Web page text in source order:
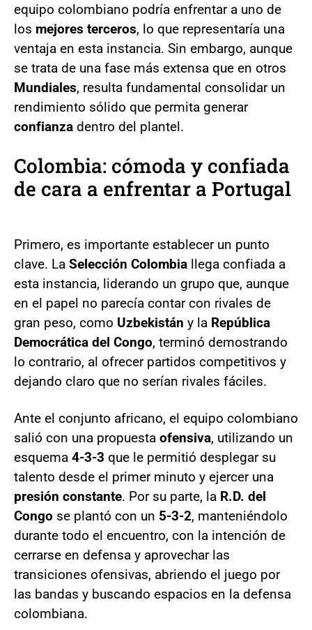
equipo colombiano podría enfrentar a uno de
los mejores terceros, lo que representaría una
ventaja en esta instancia. Sin embargo, aunque
se trata de una fase más extensa que en otros
Mundiales, resulta fundamental consolidar un
rendimiento sólido que permita generar
confianza dentro del plantel.
Colombia: cómoda y confiada
de cara a enfrentar a Portugal
Primero, es importante establecer un punto
clave. La Selección Colombia llega confiada a
esta instancia, liderando un grupo que, aunque
en el papel no parecía contar con rivales de
gran peso, como Uzbekistán y la República
Democrática del Congo, terminó demostrando
lo contrario, al ofrecer partidos competitivos y
dejando claro que no serían rivales fáciles.
Ante el conjunto africano, el equipo colombiano
salió con una propuesta ofensiva, utilizando un
esquema 4-3-3 que le permitió desplegar su
talento desde el primer minuto y ejercer una
presión constante. Por su parte, la R.D. del
Congo se plantó con un 5-3-2, manteniéndolo
durante todo el encuentro, con la intención de
cerrarse en defensa y aprovechar las
transiciones ofensivas, abriendo el juego por
las bandas y buscando espacios en la defensa
colombiana.